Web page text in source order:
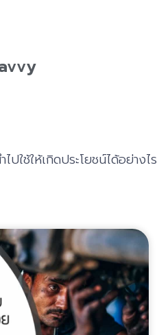
ปใช้ให้เกิดประโยชน์ได้อย่างไร